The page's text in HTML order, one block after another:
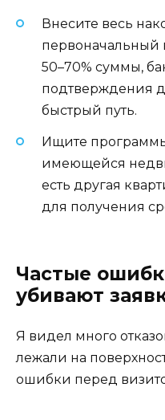
Внесите весь
первоначальный
50–70% суммы,
подтверждения
быстрый путь.
Ищите
имеющейся
есть другая
для получения
Частые
убивают
Я видел много
лежали на
ошибки перед